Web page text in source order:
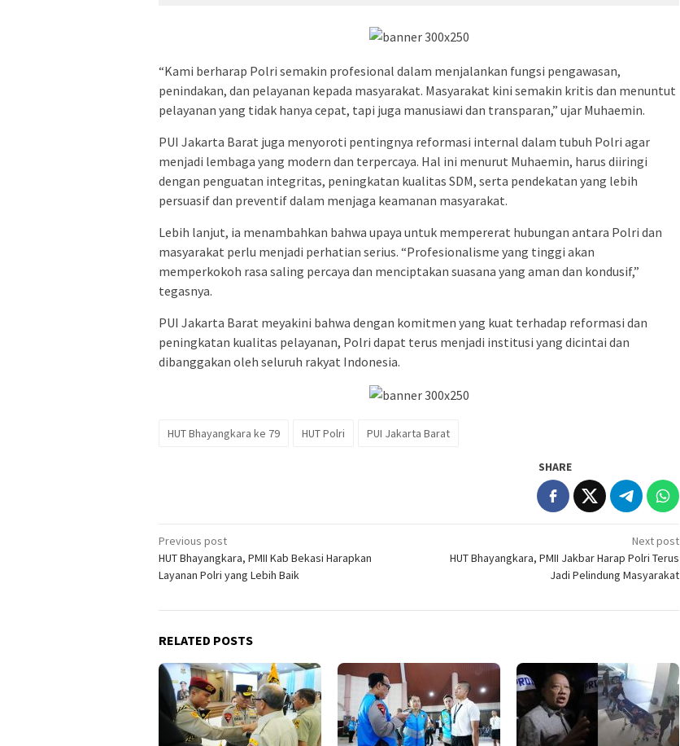
“Kami berharap Polri semakin profesional dalam menjalankan fungsi pengawasan,
penindakan, dan pelayanan kepada masyarakat. Masyarakat kini semakin kritis dan menuntut
pelayanan yang tidak hanya cepat, tapi juga manusiawi dan transparan,” ujar Muhaemin.
PUI Jakarta Barat juga menyoroti pentingnya reformasi internal dalam tubuh Polri agar
menjadi lembaga yang modern dan terpercaya. Hal ini menurut Muhaemin, harus diiringi
dengan penguatan integritas, peningkatan kualitas SDM, serta pendekatan yang lebih
persuasif dan preventif dalam menjaga keamanan masyarakat.
Lebih lanjut, ia menambahkan bahwa upaya untuk mempererat hubungan antara Polri dan
masyarakat perlu menjadi perhatian serius. “Profesionalisme yang tinggi akan
memperkokoh rasa saling percaya dan menciptakan suasana yang aman dan kondusif,”
tegasnya.
PUI Jakarta Barat meyakini bahwa dengan komitmen yang kuat terhadap reformasi dan
peningkatan kualitas pelayanan, Polri dapat terus menjadi institusi yang dicintai dan
dibanggakan oleh seluruh rakyat Indonesia.
HUT Bhayangkara ke 79 HUT Polri PUI Jakarta Barat
SHARE
Post
navigation
Previous post
HUT Bhayangkara, PMII Kab Bekasi Harapkan
Layanan Polri yang Lebih Baik
Next post
HUT Bhayangkara, PMII Jakbar Harap Polri Terus
Jadi Pelindung Masyarakat
RELATED POSTS